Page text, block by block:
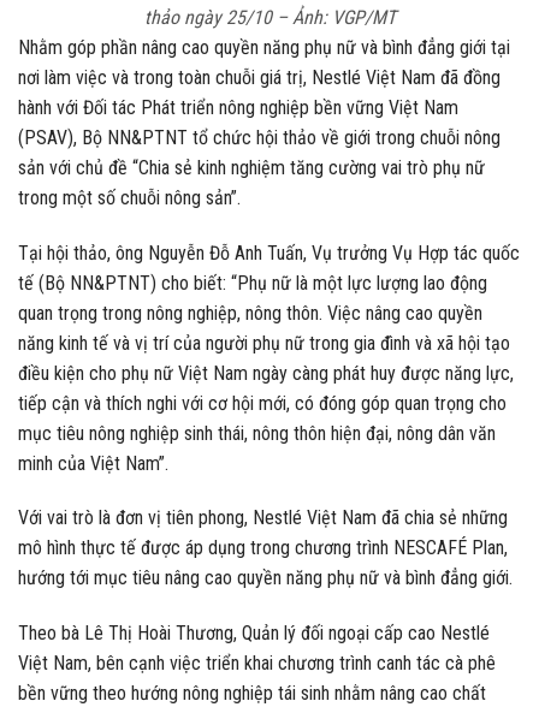
thảo ngày 25/10 – Ảnh: VGP/MT
Nhằm góp phần nâng cao quyền năng phụ nữ và bình đẳng giới tại
nơi làm việc và trong toàn chuỗi giá trị, Nestlé Việt Nam đã đồng
hành với Đối tác Phát triển nông nghiệp bền vững Việt Nam
(PSAV), Bộ NN&PTNT tổ chức hội thảo về giới trong chuỗi nông
sản với chủ đề “Chia sẻ kinh nghiệm tăng cường vai trò phụ nữ
trong một số chuỗi nông sản”.
Tại hội thảo, ông Nguyễn Đỗ Anh Tuấn, Vụ trưởng Vụ Hợp tác quốc
tế (Bộ NN&PTNT) cho biết: “Phụ nữ là một lực lượng lao động
quan trọng trong nông nghiệp, nông thôn. Việc nâng cao quyền
năng kinh tế và vị trí của người phụ nữ trong gia đình và xã hội tạo
điều kiện cho phụ nữ Việt Nam ngày càng phát huy được năng lực,
tiếp cận và thích nghi với cơ hội mới, có đóng góp quan trọng cho
mục tiêu nông nghiệp sinh thái, nông thôn hiện đại, nông dân văn
minh của Việt Nam”.
Với vai trò là đơn vị tiên phong, Nestlé Việt Nam đã chia sẻ những
mô hình thực tế được áp dụng trong chương trình NESCAFÉ Plan,
hướng tới mục tiêu nâng cao quyền năng phụ nữ và bình đẳng giới.
Theo bà Lê Thị Hoài Thương, Quản lý đối ngoại cấp cao Nestlé
Việt Nam, bên cạnh việc triển khai chương trình canh tác cà phê
bền vững theo hướng nông nghiệp tái sinh nhằm nâng cao chất